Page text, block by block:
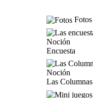
Fotos
Encuesta
Las Columnas